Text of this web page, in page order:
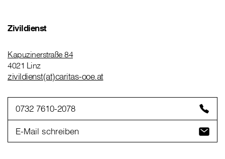
Zivildienst
Kapuzinerstraße 84
4021 Linz
zivildienst(at)caritas-ooe.at
0732 7610-2078
E-Mail schreiben